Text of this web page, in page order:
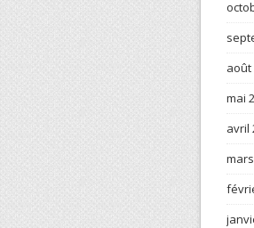
août
mai
avril